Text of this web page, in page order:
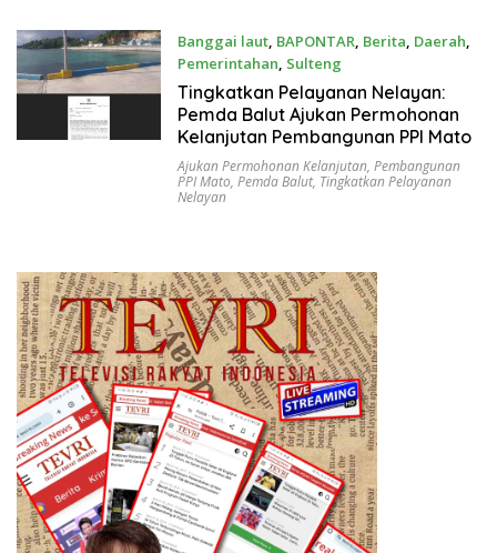
Banggai laut, BAPONTAR, Berita, Daerah,
Pemerintahan, Sulteng
Juni 8, 2025
Tingkatkan Pelayanan Nelayan:
Pemda Balut Ajukan Permohonan
Kelanjutan Pembangunan PPI Mato
Ajukan Permohonan Kelanjutan, Pembangunan
PPI Mato, Pemda Balut, Tingkatkan Pelayanan
Nelayan